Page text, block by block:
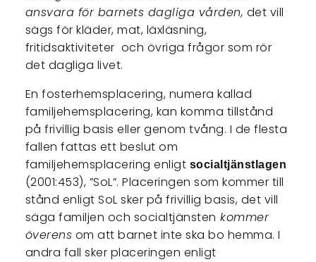
ansvara för barnets dagliga vården, det vill
sägs för kläder, mat, läxläsning,
fritidsaktiviteter och övriga frågor som rör
det dagliga livet.
En fosterhemsplacering, numera kallad
familjehemsplacering, kan komma tillstånd
på frivillig basis eller genom tvång. I de flesta
fallen fattas ett beslut om
familjehemsplacering enligt socialtjänstlagen
(2001:453), ”SoL”. Placeringen som kommer till
stånd enligt SoL sker på frivillig basis, det vill
säga familjen och socialtjänsten kommer
överens om att barnet inte ska bo hemma. I
andra fall sker placeringen enligt